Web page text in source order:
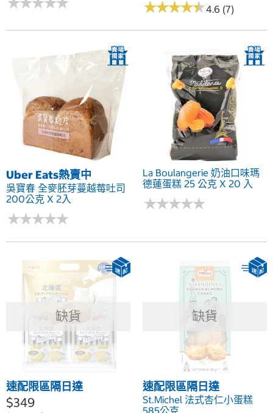
★★★★★
★★★★★4.6 (7)
Uber Eats熱賣中
吳寶春 全麥胚芽蔓越莓吐司
200公克 X 2入
★★★★★
★★★★★
La Boulangerie 奶油口味瑪
德蓮蛋糕 25 公克 X 20 入
★★★★★
★★★★★
缺貨
速配限區隔日達
$349
缺貨
速配限區隔日達
St.Michel 法式杏仁小蛋糕